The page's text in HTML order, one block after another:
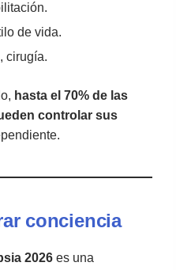
de vida.
cirugía.
hasta el 70% de las
controlar sus
conciencia
2026 es una